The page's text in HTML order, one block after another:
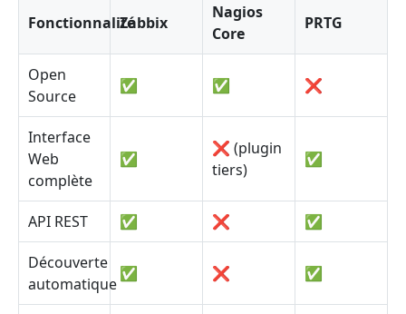
FonctionnalitéZabbix
Nagios
Core
PRTG
Open
Source
✅ ✅ ❌
Interface
Web
complète
✅
❌ (plugin
tiers)
✅
API REST ✅ ❌ ✅
Découverte
automatique
✅ ❌ ✅